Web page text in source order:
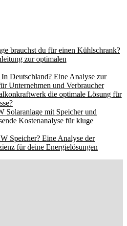
brauchst du für einen Kühlschrank?
zur optimalen
Deutschland? Eine Analyse zur
Unternehmen und Verbraucher
die optimale Lösung für
Solaranlage mit Speicher und
Kostenanalyse für kluge
Speicher? Eine Analyse der
für deine Energielösungen